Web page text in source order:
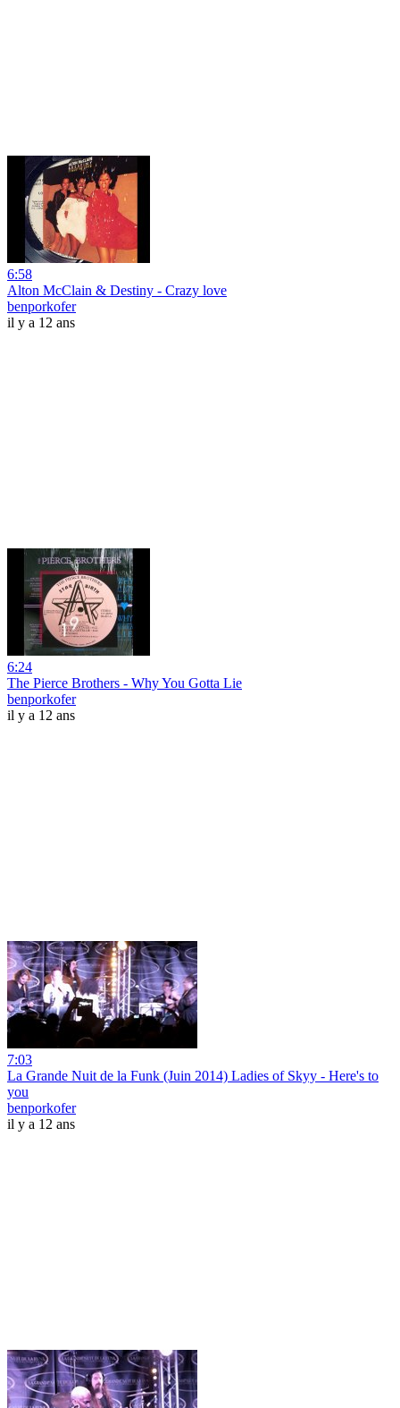
6:58
Alton McClain & Destiny - Crazy love
benporkofer
il y a 12 ans
6:24
The Pierce Brothers - Why You Gotta Lie
benporkofer
il y a 12 ans
7:03
La Grande Nuit de la Funk (Juin 2014) Ladies of Skyy - Here's to
you
benporkofer
il y a 12 ans